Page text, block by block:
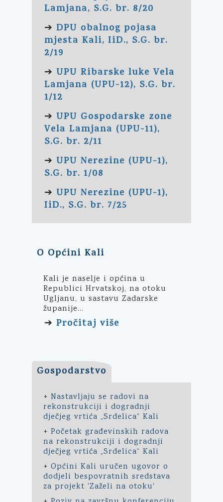
Lamjana, S.G. br. 8/20
➔ DPU obalnog pojasa
mjesta Kali, IiD., S.G. br.
2/19
➔ UPU Ribarske luke Vela
Lamjana (UPU-12), S.G. br.
1/12
➔ UPU Gospodarske zone
Vela Lamjana (UPU-11),
S.G. br. 2/11
➔ UPU Nerezine (UPU-1),
S.G. br. 1/08
➔ UPU Nerezine (UPU-1),
IiD., S.G. br. 7/25
O Općini Kali
Kali je naselje i općina u
Republici Hrvatskoj, na otoku
Ugljanu, u sastavu Zadarske
županije...
➔ Pročitaj više
Gospodarstvo
+ Nastavljaju se radovi na
rekonstrukciji i dogradnji
dječjeg vrtića „Srdelica“ Kali
+ Početak građevinskih radova
na rekonstrukciji i dogradnji
dječjeg vrtića „Srdelica“ Kali
+ Općini Kali uručen ugovor o
dodjeli bespovratnih sredstava
za projekt 'Zaželi na otoku'